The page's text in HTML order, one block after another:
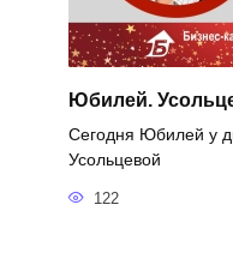
Юбилей.
Сегодня Юбилей у
Усольцевой
122